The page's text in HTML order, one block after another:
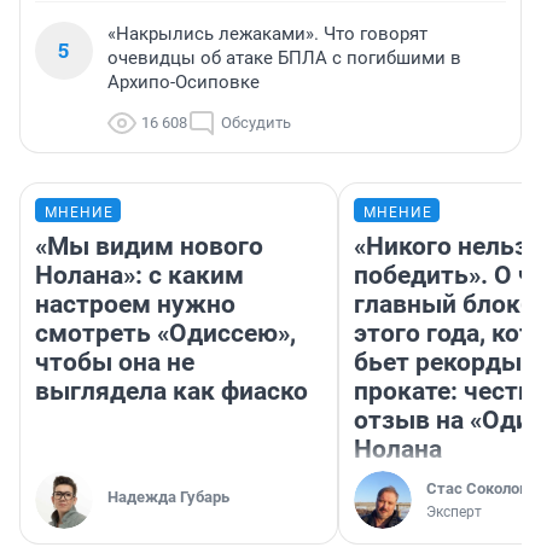
5
«Накрылись лежаками». Что говорят
очевидцы об атаке БПЛА с погибшими в
Архипо-Осиповке
16 608 Обсудить
МНЕНИЕ
«Мы видим нового
Нолана»: с каким
настроем нужно
смотреть «Одиссею»,
чтобы она не
выглядела как фиаско
Надежда Губарь
МНЕНИЕ
«Никого нельзя
победить». О
главный
этого года,
бьет рекорды в
прокате:
отзыв на
Нолана
Стас Соколов
Эксперт